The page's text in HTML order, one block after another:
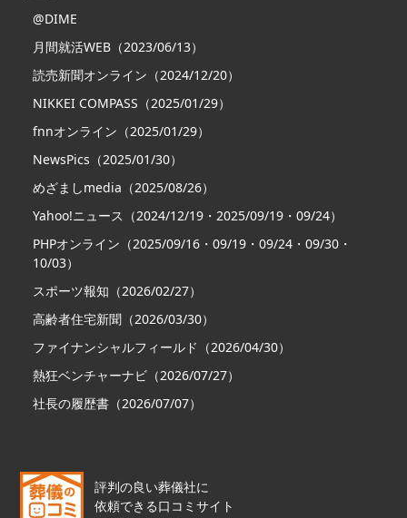
@DIME
月間就活WEB（2023/06/13）
読売新聞オンライン（2024/12/20）
NIKKEI COMPASS（2025/01/29）
fnnオンライン（2025/01/29）
NewsPics（2025/01/30）
めざましmedia（2025/08/26）
Yahoo!ニュース（2024/12/19・2025/09/19・09/24）
PHPオンライン（2025/09/16・09/19・09/24・09/30・
10/03）
スポーツ報知（2026/02/27）
高齢者住宅新聞（2026/03/30）
ファイナンシャルフィールド（2026/04/30）
熱狂ベンチャーナビ（2026/07/27）
社長の履歴書（2026/07/07）
評判の良い葬儀社に
依頼できる口コミサイト